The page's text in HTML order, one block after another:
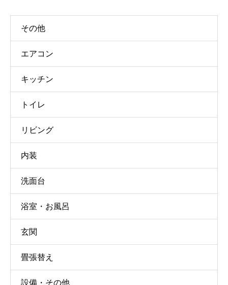
その他
エアコン
キッチン
トイレ
リビング
内装
洗面台
浴室・お風呂
玄関
畳張替え
設備・その他